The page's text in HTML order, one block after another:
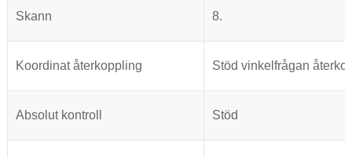
Skann 8.
Koordinat återkoppling Stöd vinkelfrågan
Absolut kontroll Stöd